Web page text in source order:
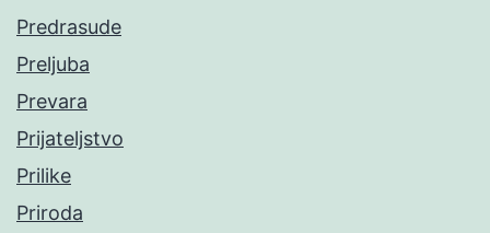
Predrasude
Preljuba
Prevara
Prijateljstvo
Prilike
Priroda